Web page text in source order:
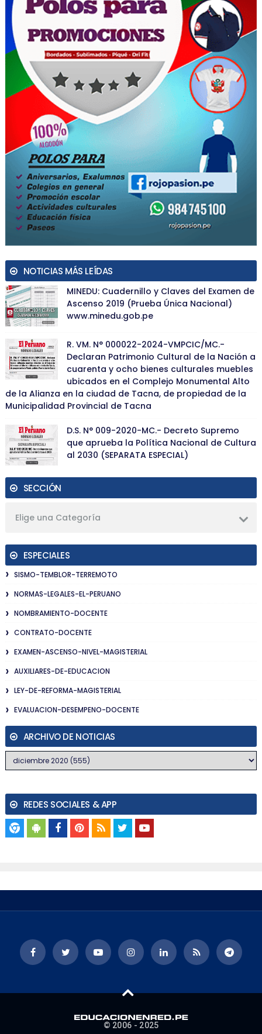
NOTICIAS MÁS LEÍDAS
MINEDU: Cuadernillo y Claves del Examen de
Ascenso 2019 (Prueba Única Nacional)
www.minedu.gob.pe
R. VM. N° 000022-2024-VMPCIC/MC.-
Declaran Patrimonio Cultural de la Nación a
cuarenta y ocho bienes culturales muebles
ubicados en el Complejo Monumental Alto
de la Alianza en la ciudad de Tacna, de propiedad de la
Municipalidad Provincial de Tacna
D.S. N° 009-2020-MC.- Decreto Supremo
que aprueba la Política Nacional de Cultura
al 2030 (SEPARATA ESPECIAL)
SECCIÓN
Elige una Categoría
ESPECIALES
SISMO-TEMBLOR-TERREMOTO
NORMAS-LEGALES-EL-PERUANO
NOMBRAMIENTO-DOCENTE
CONTRATO-DOCENTE
EXAMEN-ASCENSO-NIVEL-MAGISTERIAL
AUXILIARES-DE-EDUCACION
LEY-DE-REFORMA-MAGISTERIAL
EVALUACION-DESEMPENO-DOCENTE
ARCHIVO DE NOTICIAS
REDES SOCIALES & APP
© 2006 - 2025